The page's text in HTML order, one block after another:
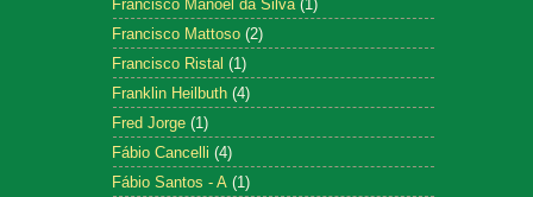
Francisco Manoel da Silva (1)
Francisco Mattoso (2)
Francisco Ristal (1)
Franklin Heilbuth (4)
Fred Jorge (1)
Fábio Cancelli (4)
Fábio Santos - A (1)